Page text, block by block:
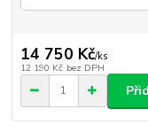
14 750 Kč/ks
12 190 Kč bez DPH